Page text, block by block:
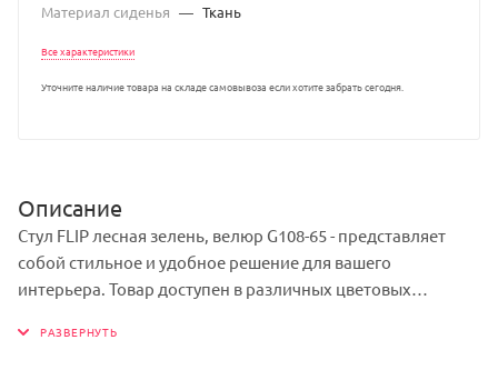
Материал сиденья — Ткань
Все характеристики
Уточните наличие товара на складе самовывоза если хотите забрать сегодня.
Описание
Стул FLIP лесная зелень, велюр G108-65 - представляет
собой стильное и удобное решение для вашего
интерьера. Товар доступен в различных цветовых
оптимальные решение под ваш стиль и предпочтения.